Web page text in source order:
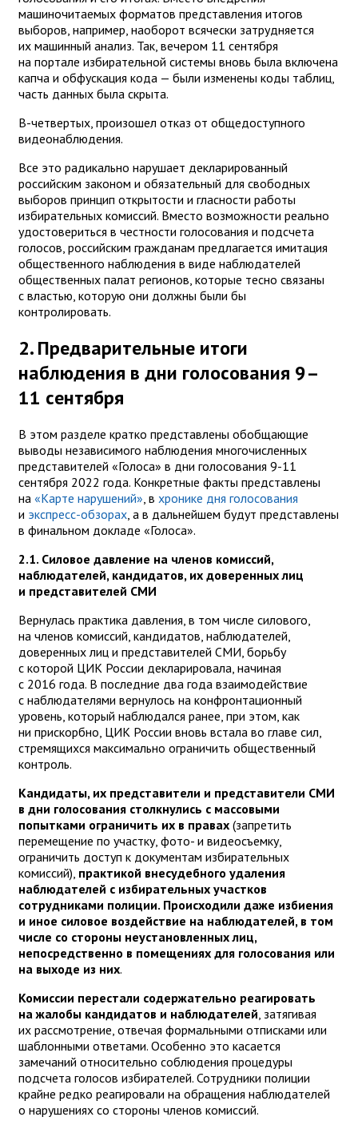
машиночитаемых форматов представления итогов
выборов, например, наоборот всячески затрудняется
их машинный анализ. Так, вечером 11 сентября
на портале избирательной системы вновь была включена
капча и обфускация кода — были изменены коды таблиц,
часть данных была скрыта.
В-четвертых, произошел отказ от общедоступного
видеонаблюдения.
Все это радикально нарушает декларированный
российским законом и обязательный для свободных
выборов принцип открытости и гласности работы
избирательных комиссий. Вместо возможности реально
удостовериться в честности голосования и подсчета
голосов, российским гражданам предлагается имитация
общественного наблюдения в виде наблюдателей
общественных палат регионов, которые тесно связаны
с властью, которую они должны были бы
контролировать.
2. Предварительные итоги
наблюдения в дни голосования 9–
11 сентября
В этом разделе кратко представлены обобщающие
выводы независимого наблюдения многочисленных
представителей «Голоса» в дни голосования 9-11
сентября 2022 года. Конкретные факты представлены
на «Карте нарушений» , в хронике дня голосования
и экспресс-обзорах , а в дальнейшем будут представлены
в финальном докладе «Голоса».
2.1. Силовое давление на членов комиссий,
наблюдателей, кандидатов, их доверенных лиц
и представителей СМИ
Вернулась практика давления, в том числе силового,
на членов комиссий, кандидатов, наблюдателей,
доверенных лиц и представителей СМИ, борьбу
с которой ЦИК России декларировала, начиная
с 2016 года. В последние два года взаимодействие
с наблюдателями вернулось на конфронтационный
уровень, который наблюдался ранее, при этом, как
ни прискорбно, ЦИК России вновь встала во главе сил,
стремящихся максимально ограничить общественный
контроль.
Кандидаты, их представители и представители СМИ
в дни голосования столкнулись с массовыми
попытками ограничить их в правах (запретить
перемещение по участку, фото- и видеосъемку,
ограничить доступ к документам избирательных
комиссий), практикой внесудебного удаления
наблюдателей с избирательных участков
сотрудниками полиции. Происходили даже избиения
и иное силовое воздействие на наблюдателей, в том
числе со стороны неустановленных лиц,
непосредственно в помещениях для голосования или
на выходе из них.
Комиссии перестали содержательно реагировать
на жалобы кандидатов и наблюдателей , затягивая
их рассмотрение, отвечая формальными отписками или
шаблонными ответами. Особенно это касается
замечаний относительно соблюдения процедуры
подсчета голосов избирателей. Сотрудники полиции
крайне редко реагировали на обращения наблюдателей
о нарушениях со стороны членов комиссий.